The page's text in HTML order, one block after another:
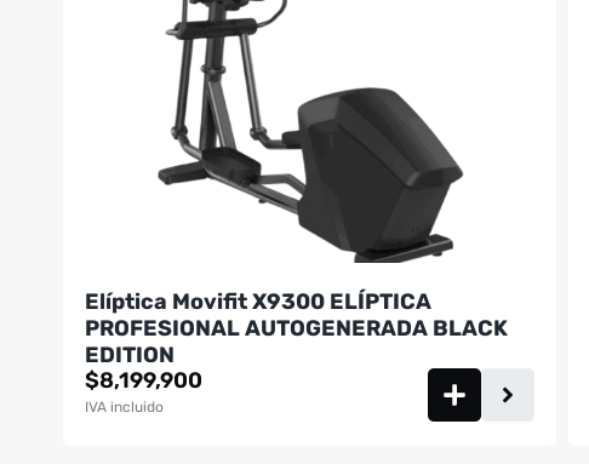
Elíptica Movifit X9300 ELÍPTICA
PROFESIONAL AUTOGENERADA BLACK
EDITION
$8,199,900
IVA incluido